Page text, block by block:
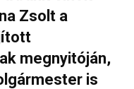
Zsolt a
megnyitóján,
is